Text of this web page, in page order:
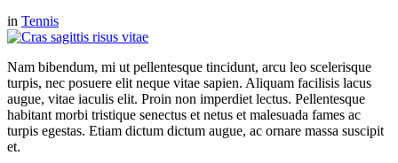
in Tennis
Nam bibendum, mi ut pellentesque tincidunt, arcu leo scelerisque
turpis, nec posuere elit neque vitae sapien. Aliquam facilisis lacus
augue, vitae iaculis elit. Proin non imperdiet lectus. Pellentesque
habitant morbi tristique senectus et netus et malesuada fames ac
turpis egestas. Etiam dictum dictum augue, ac ornare massa suscipit
et.